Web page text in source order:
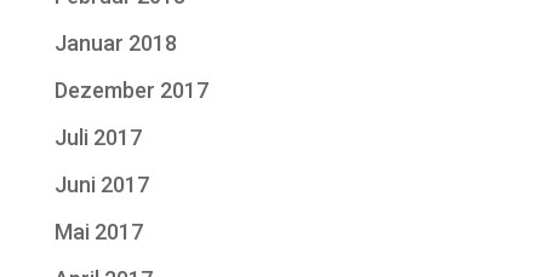
Januar 2018
Dezember 2017
Juli 2017
Juni 2017
Mai 2017